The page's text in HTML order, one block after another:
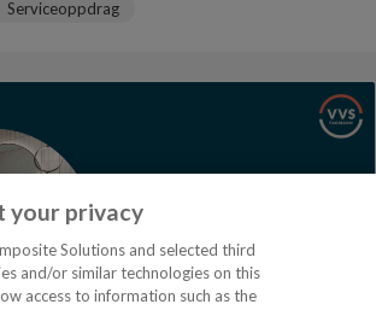
Serviceoppdrag
your privacy
Solutions and selected third
and/or similar technologies on this
access to information such as the